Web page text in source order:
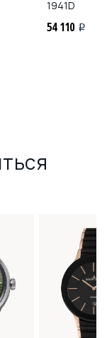
1941D
54 110 i